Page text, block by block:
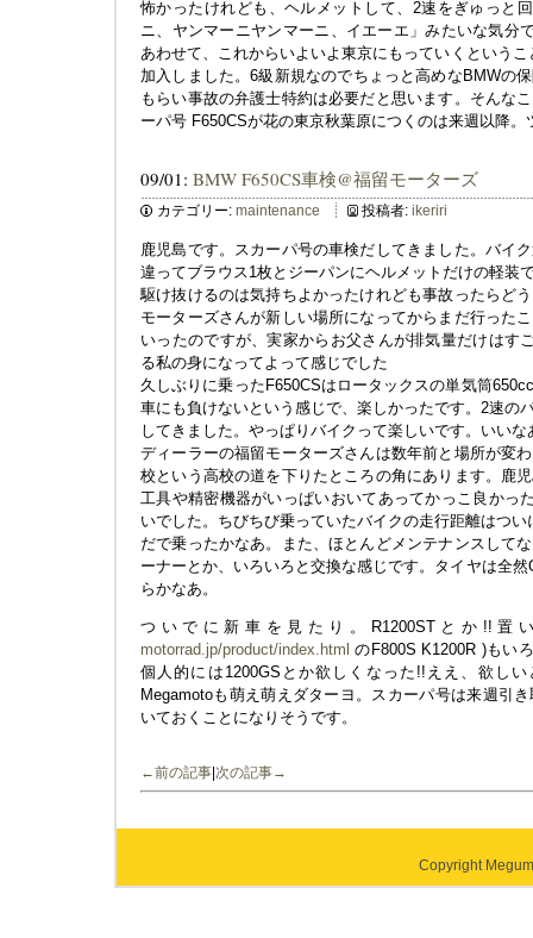
怖かったけれども、ヘルメットして、2速をぎゅっと
ニ、ヤンマーニヤンマーニ、イエーエ」みたいな気分
あわせて、これからいよいよ東京にもっていくという
加入しました。6級新規なのでちょっと高めなBMWの
もらい事故の弁護士特約は必要だと思います。そんな
ーパ号 F650CSが花の東京秋葉原につくのは来週以降。
09/01: BMW F650CS車検@福留モーターズ
カテゴリー: maintenance 投稿者: ikeriri
鹿児島です。スカーパ号の車検だしてきました。バイ
違ってブラウス1枚とジーパンにヘルメットだけの軽装
駆け抜けるのは気持ちよかったけれども事故ったらど
モーターズさんが新しい場所になってからまだ行った
いったのですが、実家からお父さんが排気量だけはす
る私の身になってよって感じでした
久しぶりに乗ったF650CSはロータックスの単気筒
車にも負けないという感じで、楽しかったです。2速の
してきました。やっぱりバイクって楽しいです。いいな
ディーラーの福留モーターズさんは数年前と場所が変
校という高校の道を下りたところの角にあります。鹿
工具や精密機器がいっぱいおいてあってかっこ良かっ
いでした。ちびちび乗っていたバイクの走行距離はつ
だで乗ったかなあ。また、ほとんどメンテナンスして
ーナーとか、いろいろと交換な感じです。タイヤは全
らかなあ。
ついでに新車を見たり。R1200STとか!!置
motorrad.jp/product/index.html のF800S K1200R )もい
個人的には1200GSとか欲しくなった!!ええ、欲し
Megamotoも萌え萌えダターヨ。スカーパ号は来週引
いておくことになりそうです。
←前の記事 次の記事→
Copyright